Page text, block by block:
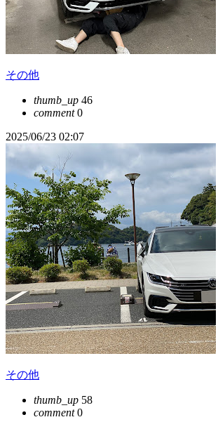
その他
thumb_up 46
comment0
2025/06/23 02:07
その他
thumb_up 58
comment0